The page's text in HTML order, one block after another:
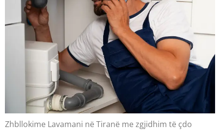
Zhbllokime Lavamani në Tiranë me zgjidhim të çdo